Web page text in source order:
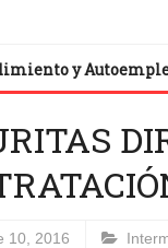
y
10, 2016